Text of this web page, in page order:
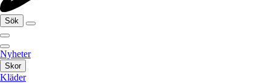
Sök
Nyheter
Skor
Kläder